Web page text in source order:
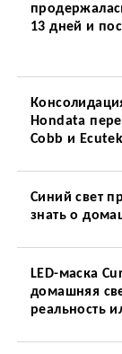
13 дней и
Hondata
Cobb и Ecutek
Синий свет
знать о
LED-маска
домашняя
реальность